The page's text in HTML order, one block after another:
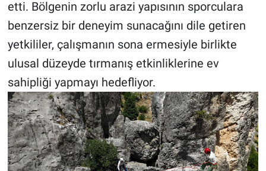
etti. Bölgenin zorlu arazi yapısının sporculara
benzersiz bir deneyim sunacağını dile getiren
yetkililer, çalışmanın sona ermesiyle birlikte
ulusal düzeyde tırmanış etkinliklerine ev
sahipliği yapmayı hedefliyor.